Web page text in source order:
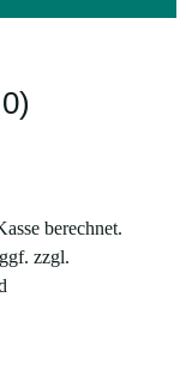
berechnet.
zzgl.